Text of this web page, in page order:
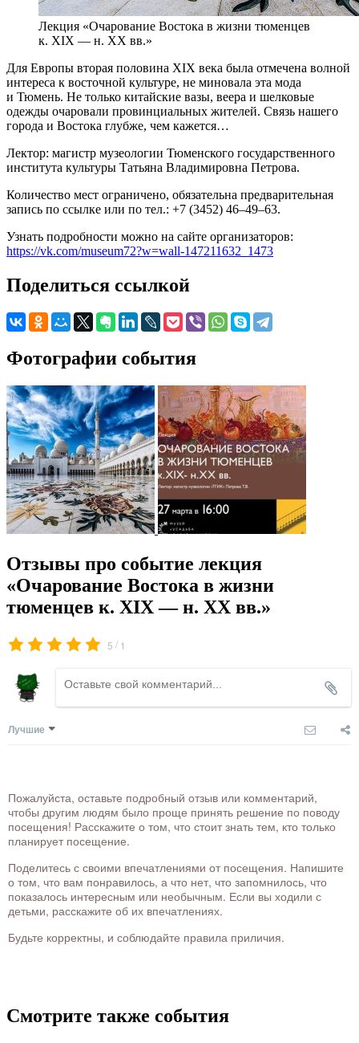
Лекция «Очарование Востока в жизни тюменцев
к. XIX — н. XX вв.»
Для Европы вторая половина XIX века была отмечена волной
интереса к восточной культуре, не миновала эта мода
и Тюмень. Не только китайские вазы, веера и шелковые
одежды очаровали провинциальных жителей. Связь нашего
города и Востока глубже, чем кажется…
Лектор: магистр музеологии Тюменского государственного
института культуры Татьяна Владимировна Петрова.
Количество мест ограничено, обязательна предварительная
запись по ссылке или по тел.: +7 (3452) 46–49–63.
Узнать подробности можно на сайте организаторов:
https://vk.com/museum72?w=wall-147211632_1473
Поделиться ссылкой
Фотографии события
Отзывы про событие лекция
«Очарование Востока в жизни
тюменцев к. XIX — н. XX вв.»
5 / 1
Лучшие
Пожалуйста, оставьте подробный отзыв или комментарий,
чтобы другим людям было проще принять решение по поводу
посещения! Расскажите о том, что стоит знать тем, кто только
планирует посещение.
Поделитесь с своими впечатлениями от посещения. Напишите
о том, что вам понравилось, а что нет, что запомнилось, что
показалось интересным или необычным. Если вы ходили с
детьми, расскажите об их впечатлениях.
Будьте корректны, и соблюдайте правила приличия.
Смотрите также события